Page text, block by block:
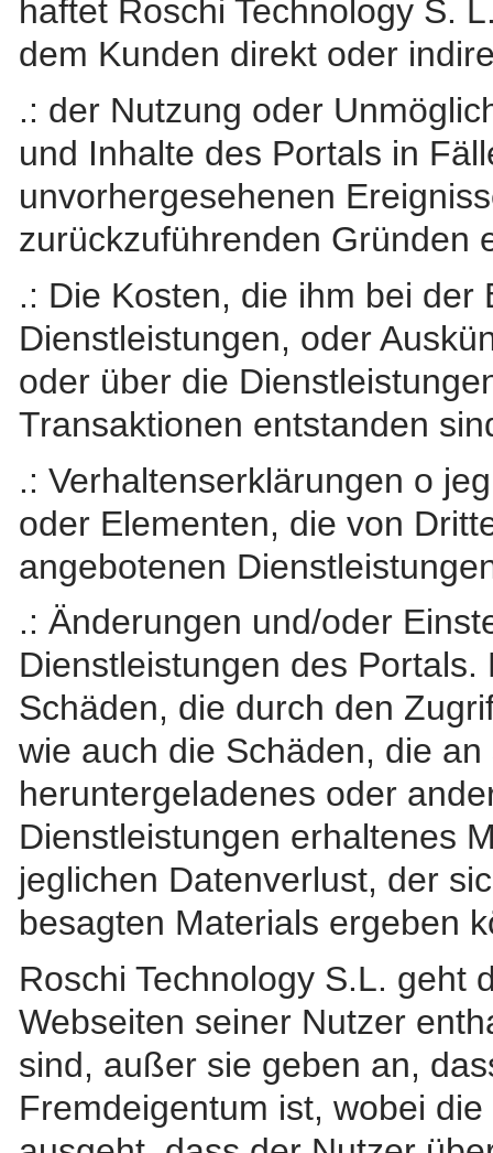
haftet Roschi Technology S.
dem Kunden direkt oder
.: der Nutzung oder
und Inhalte des Portals in
unvorhergesehenen
zurückzuführenden Gründen
.: Die Kosten, die ihm bei
Dienstleistungen, oder
oder über die
Transaktionen entstanden
.: Verhaltenserklärungen o
oder Elementen, die von
angebotenen
.: Änderungen und/oder
Dienstleistungen des
Schäden, die durch den
wie auch die Schäden, die
heruntergeladenes oder
Dienstleistungen erhaltenes
jeglichen Datenverlust, der
besagten Materials ergeben
Roschi Technology S.L. geht
Webseiten seiner Nutzer
sind, außer sie geben an,
Fremdeigentum ist, wobei